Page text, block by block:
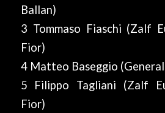
Ballan)
3 Tommaso Fiaschi (Zalf
Fior)
4 Matteo Baseggio
5 Filippo Tagliani (Zalf
Fior)